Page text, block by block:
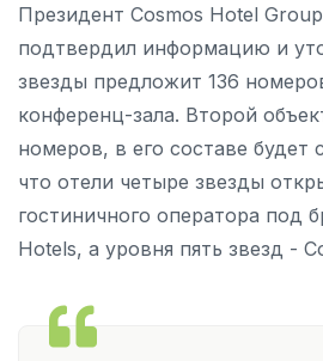
Президент Cosmos Hotel
подтвердил информацию и
звезды предложит 136
конференц-зала. Второй
номеров, в его составе будет
что отели четыре звезды
гостиничного оператора под
Hotels, а уровня пять звезд -